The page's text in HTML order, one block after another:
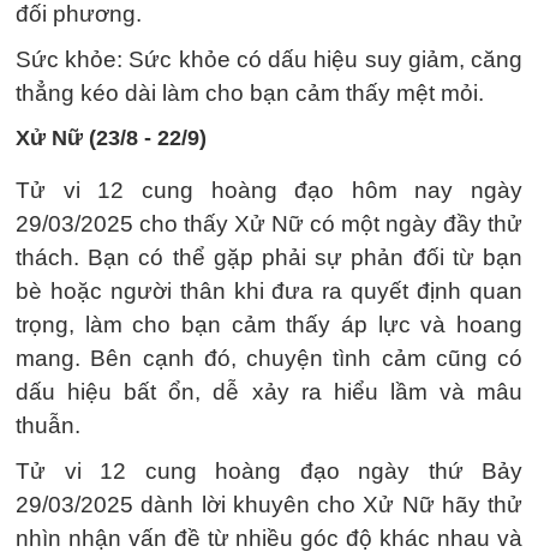
đối phương.
Sức khỏe: Sức khỏe có dấu hiệu suy giảm, căng
thẳng kéo dài làm cho bạn cảm thấy mệt mỏi.
Xử Nữ (23/8 - 22/9)
Tử vi 12 cung hoàng đạo hôm nay ngày
29/03/2025 cho thấy Xử Nữ có một ngày đầy thử
thách. Bạn có thể gặp phải sự phản đối từ bạn
bè hoặc người thân khi đưa ra quyết định quan
trọng, làm cho bạn cảm thấy áp lực và hoang
mang. Bên cạnh đó, chuyện tình cảm cũng có
dấu hiệu bất ổn, dễ xảy ra hiểu lầm và mâu
thuẫn.
Tử vi 12 cung hoàng đạo ngày thứ Bảy
29/03/2025 dành lời khuyên cho Xử Nữ hãy thử
nhìn nhận vấn đề từ nhiều góc độ khác nhau và